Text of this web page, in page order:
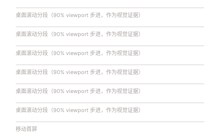
桌面滚动分段（90% viewport 步进，作为视觉证据）
桌面滚动分段（90% viewport 步进，作为视觉证据）
桌面滚动分段（90% viewport 步进，作为视觉证据）
桌面滚动分段（90% viewport 步进，作为视觉证据）
桌面滚动分段（90% viewport 步进，作为视觉证据）
桌面滚动分段（90% viewport 步进，作为视觉证据）
移动首屏